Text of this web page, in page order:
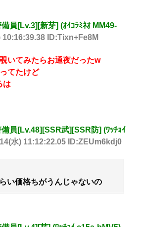
員[Lv.3][新芽] (ｵｲｺﾗﾐﾈｵ MM49-
10:16:39.38 ID:Tixn+Fe8M
いてみたらお通夜だったw
てたけど
は
員[Lv.48][SSR武][SSR防] (ﾜｯﾁｮｲ
水) 11:12:22.05 ID:ZEUm6kdj0
い価格ちがうんじゃないの